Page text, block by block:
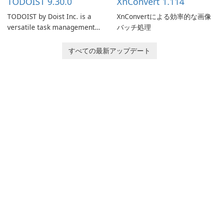
TODOIST by Doist Inc. is a
versatile task management
individuals and teams
XnConvertによる効率的な画像
バッチ処理
すべての最新アップデート